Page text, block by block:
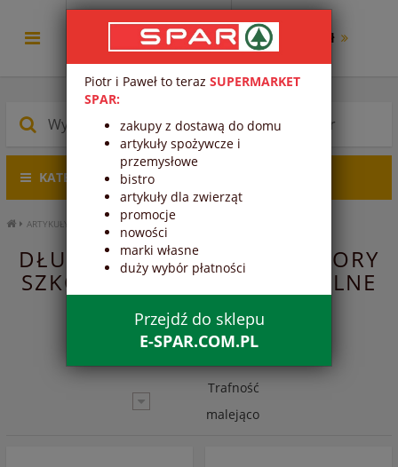
0.00 zł
KATEGORIE PRODUKTÓW
ARTYKUŁY SZKOLNE PRZYBORY SZKOLNE
DŁUGOPISY, PIÓRA - PRZYBORY
SZKOLNE - ARTYKUŁY SZKOLNE
1 2 3
Trafność
malejąco
Piotr i Paweł to teraz SUPERMARKET
SPAR:
zakupy z dostawą do domu
artykuły spożywcze i
przemysłowe
bistro
artykuły dla zwierząt
promocje
nowości
marki własne
duży wybór płatności
Przejdź do sklepu
E-SPAR.COM.PL